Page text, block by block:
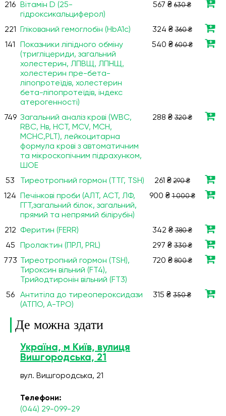
216
Вітамін D (25-
гідроксикальциферол)
567 ₴ 630 ₴
221 Глікований гемоглобін (HbA1c) 324 ₴360 ₴
141
Показники ліпідного обміну
(тригліцериди, загальний
холестерин, ЛПВЩ, ЛПНЩ,
холестерин пре-бета-
ліпопротеїдів, холестерин
бета-ліпопротеїдів, індекс
атерогенності)
540 ₴600 ₴
749 Загальний аналіз крові (WBC,
RBC, Нв, HCT, MCV, МСН,
МСНС,PLT), лейкоцитарна
формула крові з автоматичним
та мікроскопічним підрахунком,
ШОЕ
288 ₴320 ₴
53 Тиреотропний гормон (ТТГ, TSH) 261 ₴290 ₴
124
Печінкові проби (АЛТ, АСТ, ЛФ,
ГГТ,загальний білок, загальний,
прямий та непрямий білірубін)
900 ₴1 000 ₴
212 Феритин (FERR) 342 ₴380 ₴
45 Пролактин (ПРЛ, PRL) 297 ₴330 ₴
773
Тиреотропний гормон (TSH),
Тироксин вільний (FT4),
Трийодтиронін вільний (FT3)
720 ₴800 ₴
56
Антитіла до тиреопероксидази
(ATПO, A-TPO)
315 ₴ 350 ₴
Де можна здати
Україна, м Київ, вулиця
Вишгородська, 21
вул. Вишгородська, 21
Телефони:
(044) 29-099-29